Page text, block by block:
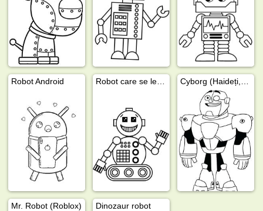
Robot Android
Mr. Robot (Roblox) Dinozaur robot